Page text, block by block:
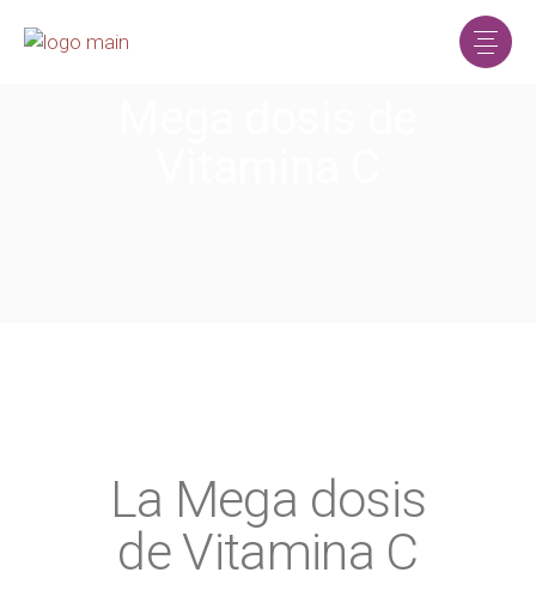
La Mega dosis
de Vitamina C